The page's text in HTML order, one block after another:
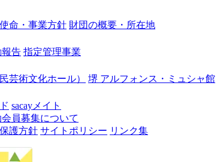
命・事業方針 財団の概要・所在地
告 指定管理事業
芸術文化ホール） 堺 アルフォンス・ミュシャ館
sacayメイト
員募集について
護方針 サイトポリシー リンク集